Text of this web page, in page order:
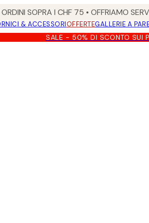
SOPRA I CHF 75 • OFFRIAMO
& ACCESSORIOFFERTEGALLERIE A
SALE - 50% DI SCONTO SUI